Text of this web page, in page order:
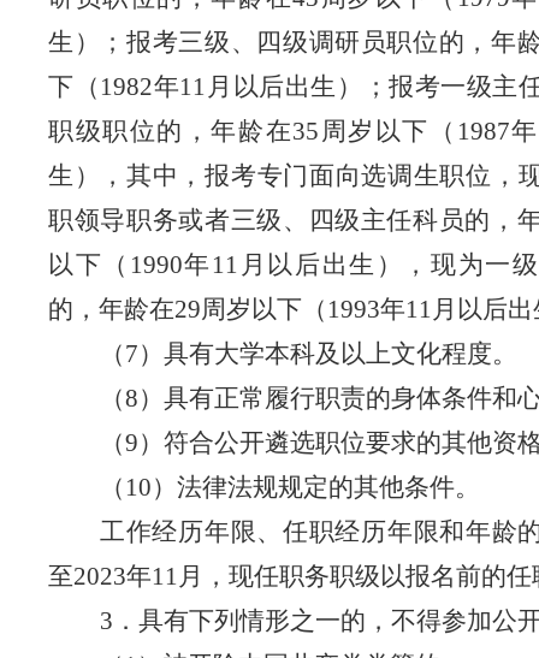
生）
； 报考三级、四级调研员职位的，年
下（ 1982年11 月以后出生）；报考一级主
职级职位的，年龄在35 周岁以下（ 1987年
生），其中，报考专门面向选调生职位，
职领导职务或者三级、四级主任科员的，
以下（ 1990年 11 月以后出生），现为一
的，年龄在29周岁以下（ 1993年11月以后
（7）具有大学本科及以上文化程度。
（8）具有正常履行职责的身体条件和
（9）符合公开遴选职位要求的其他资
（ 10）法律法规规定的其他条件。
工作经历年限、任职经历年限和年龄
至2023年11月，现任职务职级以报名前的
3 ．具有下列情形之一的，不得参加公